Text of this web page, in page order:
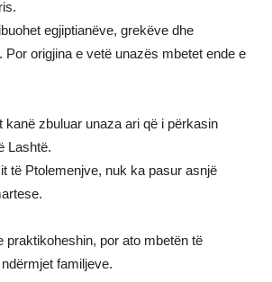
egjiptianëve, grekëve dhe
Por origjina e vetë unazës mbetet ende e
kanë zbuluar unaza ari që i përkasin
Lashtë.
të Ptolemenjve, nuk ka pasur asnjë
praktikoheshin, por ato mbetën të
familjeve.